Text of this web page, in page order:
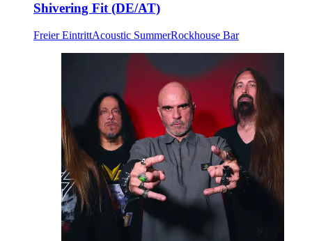
Shivering Fit (DE/AT)
Freier EintrittAcoustic SummerRockhouse Bar